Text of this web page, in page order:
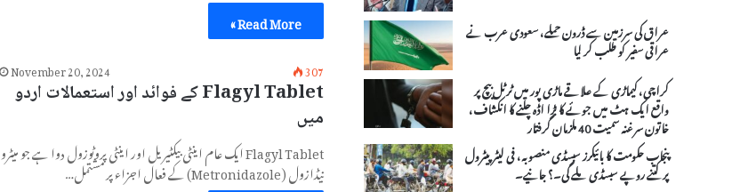
Read More »
November 20, 2024 307
Flagyl Tablet کے فوائد اور استعمالات اردو
میں
Flagyl Tablet ایک عام اینٹی بیکٹیریل اور اینٹی پروٹوزول دوا ہے جو میٹرو
نیڈازول (Metronidazole) کے فعال اجزاء پر مشتمل…
عراق کی سرزمین سے ڈرون حملے، سعودی عرب نے
عراقی سفیر کو طلب کر لیا
کراچی، کیماڑی کے علاقے ماڑی پور میں ٹرٹل بیچ پر
واقع ایک ہٹ میں جوئے کا بڑا اڈہ چلنے کا انکشاف،
خاتون سرغنہ سمیت 40 ملزمان گرفتار
پنجاب حکومت کا بائیکرز سبسڈی منصوبہ، فی لیٹر پیٹرول
پر کتنے روپے سبسڈی ملے گی۔؟ جانیے۔